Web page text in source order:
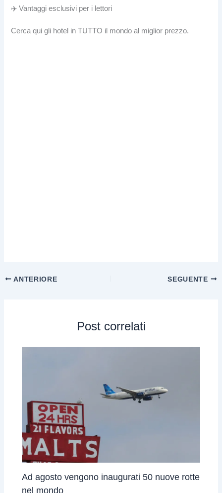
✈️ Vantaggi esclusivi per i lettori
Cerca qui gli hotel in TUTTO il mondo al miglior prezzo.
ANTERIORE SEGUENTE
Post correlati
Ad agosto vengono inaugurati 50 nuove rotte
nel mondo